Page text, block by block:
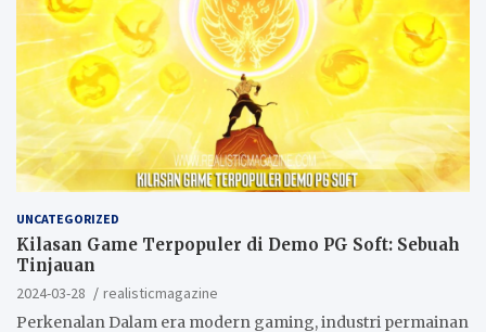
UNCATEGORIZED
Kilasan Game Terpopuler di Demo PG Soft: Sebuah
Tinjauan
2024-03-28
realisticmagazine
Perkenalan Dalam era modern gaming, industri permainan